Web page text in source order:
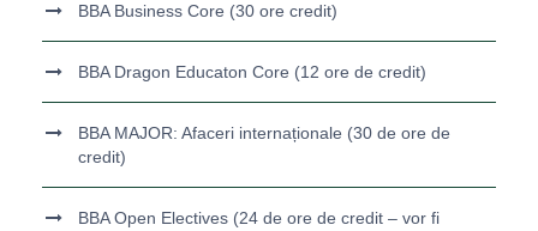
BBA Business Core (30 ore credit)
BBA Dragon Educaton Core (12 ore de credit)
BBA MAJOR: Afaceri internaționale (30 de ore de
credit)
BBA Open Electives (24 de ore de credit – vor fi